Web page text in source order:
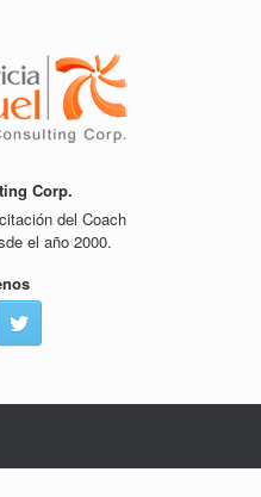
Corp.
del Coach
el año 2000.